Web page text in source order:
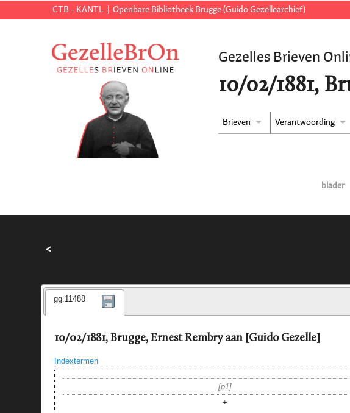
CTB - KANTL Openbare Bibliotheek Brugge (Guido Gezellearchief)
Gezelles Brieven
10/02/1881,
Brieven Verantwoording
blader
<
gg.11488
10/02/1881, Brugge, Ernest Rembry aan [Guido Gezelle]
Indextermen
p1
+